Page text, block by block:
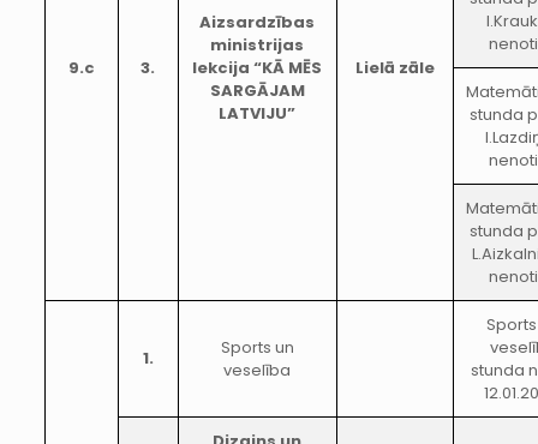
9.c 3.
Aizsardzības
ministrijas
lekcija “KĀ MĒS
SARGĀJAM
LATVIJU”
Lielā zāle
stunda
stunda
1.
Sports un
veselība
stunda